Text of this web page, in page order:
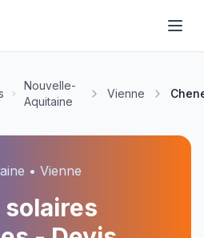
Nouvelle-
Aquitaine
Vienne
• Vienne
solaires